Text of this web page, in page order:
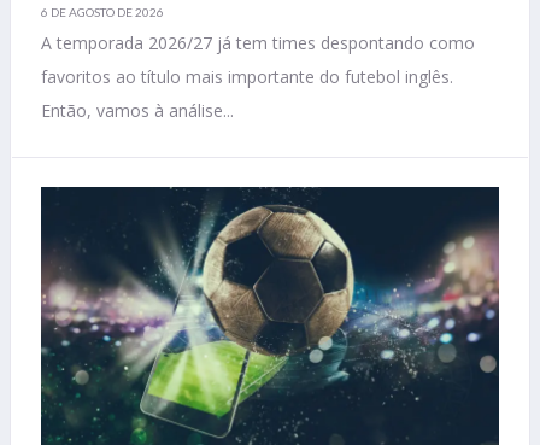
6 DE AGOSTO DE 2026
A temporada 2026/27 já tem times despontando como
favoritos ao título mais importante do futebol inglês.
Então, vamos à análise...